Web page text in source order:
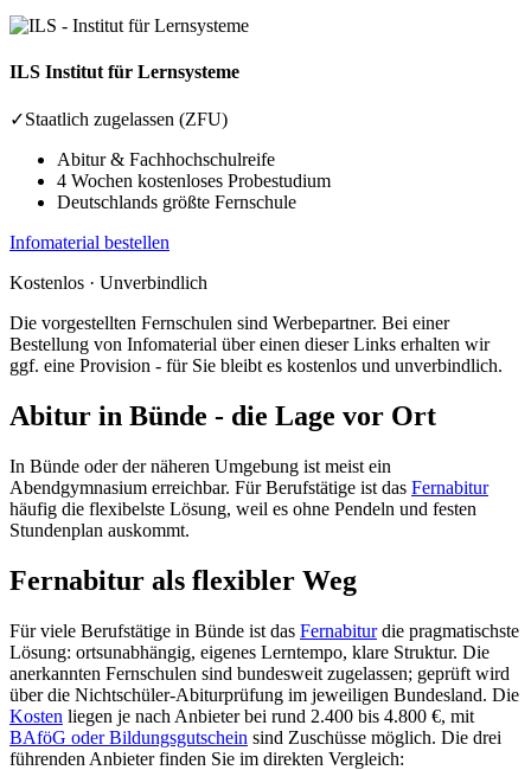
ILS Institut für Lernsysteme
✓Staatlich zugelassen (ZFU)
Abitur & Fachhochschulreife
4 Wochen kostenloses Probestudium
Deutschlands größte Fernschule
Infomaterial bestellen
Kostenlos · Unverbindlich
Die vorgestellten Fernschulen sind Werbepartner. Bei einer
Bestellung von Infomaterial über einen dieser Links erhalten wir
ggf. eine Provision - für Sie bleibt es kostenlos und unverbindlich.
Abitur in Bünde - die Lage vor Ort
In Bünde oder der näheren Umgebung ist meist ein
Abendgymnasium erreichbar. Für Berufstätige ist das Fernabitur
häufig die flexibelste Lösung, weil es ohne Pendeln und festen
Stundenplan auskommt.
Fernabitur als flexibler Weg
Für viele Berufstätige in Bünde ist das Fernabiturdie pragmatischste
Lösung: ortsunabhängig, eigenes Lerntempo, klare Struktur. Die
anerkannten Fernschulen sind bundesweit zugelassen; geprüft wird
über die Nichtschüler-Abiturprüfung im jeweiligen Bundesland. Die
Kosten liegen je nach Anbieter bei rund 2.400 bis 4.800 €, mit
BAföG oder Bildungsgutschein sind Zuschüsse möglich. Die drei
führenden Anbieter finden Sie im direkten Vergleich: